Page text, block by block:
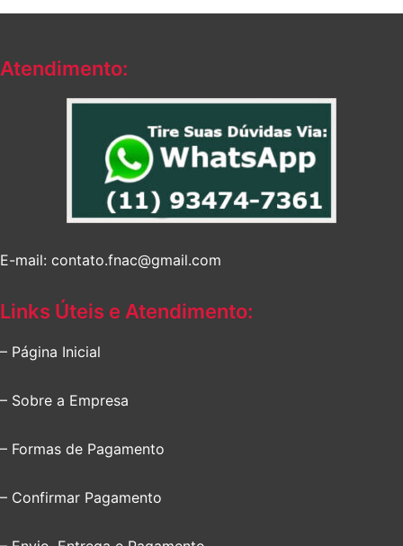
Atendimento:
E-mail: contato.fnac@gmail.com
Links Úteis e Atendimento:
– Página Inicial
– Sobre a Empresa
– Formas de Pagamento
– Confirmar Pagamento